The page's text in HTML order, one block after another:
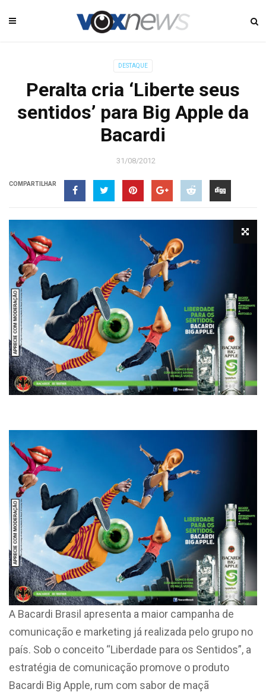
DESTAQUE
Peralta cria ‘Liberte seus
sentidos’ para Big Apple da
Bacardi
31/08/2012
COMPARTILHAR
A Bacardi Brasil apresenta a maior campanha de
comunicação e marketing já realizada pelo grupo no
país. Sob o conceito “Liberdade para os Sentidos”, a
estratégia de comunicação promove o produto
Bacardi Big Apple, rum com sabor de maçã